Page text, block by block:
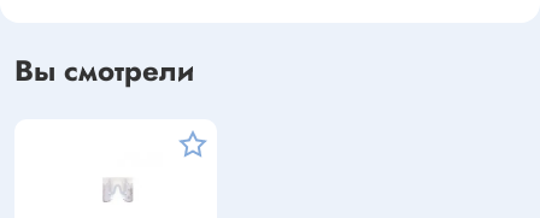
Вы смотрели